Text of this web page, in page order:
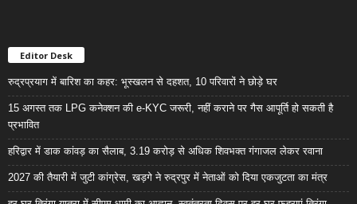
Editor Desk
रुद्रप्रयाग में बारिश का कहर: भूस्खलन से दहशत, 10 परिवारों ने छोड़े घर
15 अगस्त तक LPG कनेक्शन की e-KYC जरूरी, नहीं कराने पर गैस आपूर्ति हो सकती है
प्रभावित
हरिद्वार में डाक कांवड़ का सैलाब, 3.19 करोड़ से अधिक शिवभक्त गंगाजल लेकर रवाना
2027 की तैयारी में जुटी कांग्रेस, खड़गे ने रुद्रपुर में नेताओं को दिया एकजुटता का मंत्र